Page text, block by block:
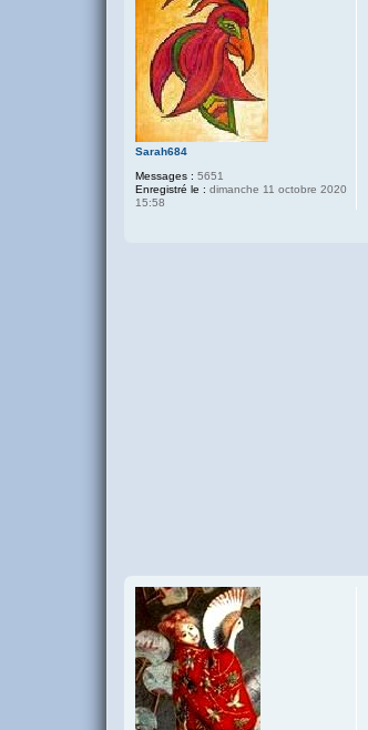
Sarah684
Messages : 5651
Enregistré le : dimanche 11 octobre 2020
15:58